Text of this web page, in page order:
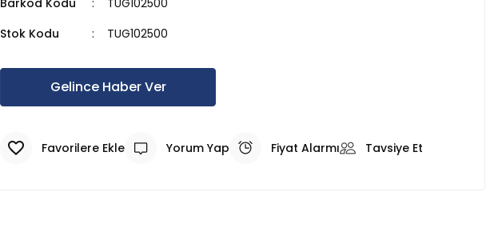
Barkod Kodu
TUG102500
Stok Kodu
TUG102500
Gelince Haber Ver
Yorum Yap Fiyat Alarmı Tavsiye Et